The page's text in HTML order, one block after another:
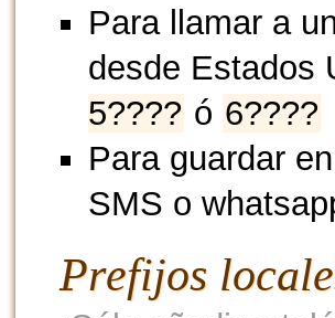
Para llamar a
desde Estados
5???? ó 6????
Para guardar
SMS o
Prefijos